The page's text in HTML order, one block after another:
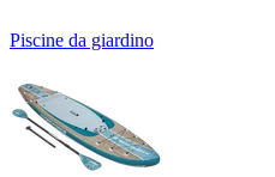
Piscine da giardino